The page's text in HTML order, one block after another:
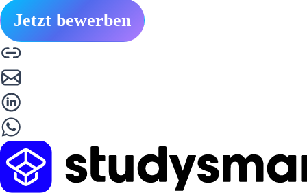
Jetzt bewerben